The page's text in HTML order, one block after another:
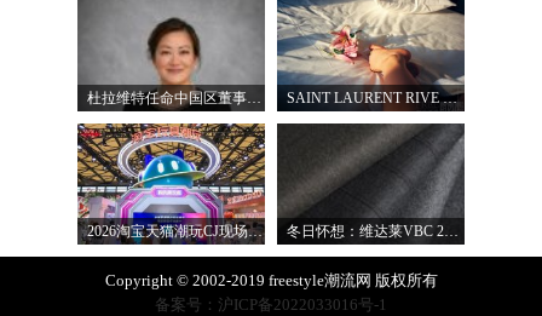
杜拉维特任命中国区董事总经理杨琛女士 SAINT LAURENT RIVE DROITE圣罗兰北京右岸精品店
2026淘宝天猫潮玩CJ现场直击，以五大圈层 冬日怀想：维达莱VBC 2027秋冬面料系列
Copyright © 2002-2019 freestyle潮流网 版权所有
备案号：沪ICP备2022033016号-1